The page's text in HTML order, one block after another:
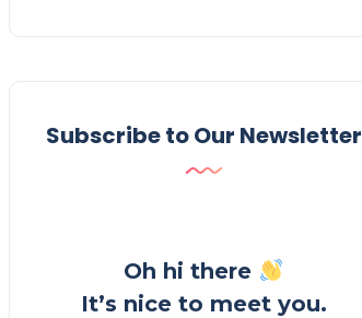
Subscribe to Our Newsletter
Oh hi there
It’s nice to meet you.